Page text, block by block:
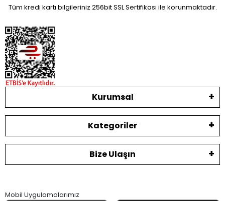
Tüm kredi kartı bilgileriniz 256bit SSL Sertifikası ile korunmaktadır.
Kurumsal
Kategoriler
Bize Ulaşın
Mobil Uygulamalarımız